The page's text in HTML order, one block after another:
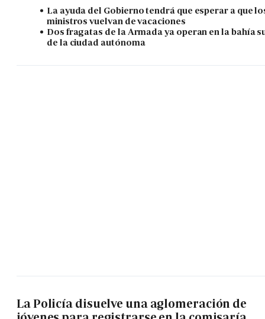
La ayuda del Gobierno tendrá que esperar a que
ministros vuelvan de vacaciones
Dos fragatas de la Armada ya operan en la bahía
de la ciudad autónoma
La Policía disuelve una aglomeración de